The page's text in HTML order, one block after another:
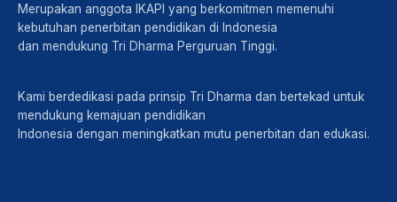
Merupakan anggota IKAPI yang berkomitmen memenuhi
kebutuhan penerbitan pendidikan di Indonesia
dan mendukung Tri Dharma Perguruan Tinggi.
Kami berdedikasi pada prinsip Tri Dharma dan bertekad untuk
mendukung kemajuan pendidikan
Indonesia dengan meningkatkan mutu penerbitan dan edukasi.